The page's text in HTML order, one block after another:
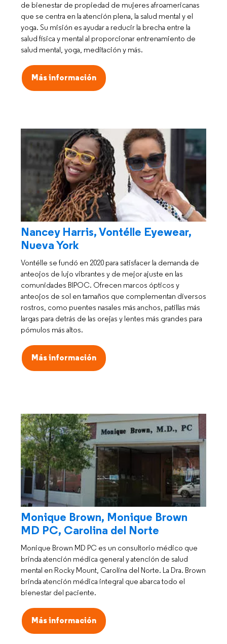
de bienestar de propiedad de mujeres afroamericanas
que se centra en la atención plena, la salud mental y el
yoga. Su misión es ayudar a reducir la brecha entre la
salud física y mental al proporcionar entrenamiento de
salud mental, yoga, meditación y más.
Más información
Nancey Harris, Vontélle Eyewear,
Nueva York
Vontélle se fundó en 2020 para satisfacer la demanda de
anteojos de lujo vibrantes y de mejor ajuste en las
comunidades BIPOC. Ofrecen marcos ópticos y
anteojos de sol en tamaños que complementan diversos
rostros, como puentes nasales más anchos, patillas más
largas para detrás de las orejas y lentes más grandes para
pómulos más altos.
Más información
Monique Brown, Monique Brown
MD PC, Carolina del Norte
Monique Brown MD PC es un consultorio médico que
brinda atención médica general y atención de salud
mental en Rocky Mount, Carolina del Norte. La Dra. Brown
brinda atención médica integral que abarca todo el
bienestar del paciente.
Más información